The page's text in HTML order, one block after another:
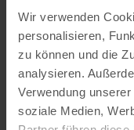
Wir verwenden
personalisieren,
zu können und die
analysieren.
Verwendung
soziale Medien,